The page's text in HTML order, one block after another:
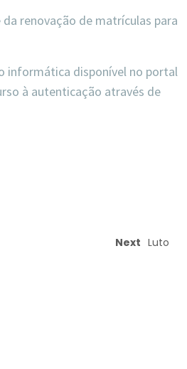
renovação de matrículas para
informática disponível no portal
à autenticação através de
Next Luto